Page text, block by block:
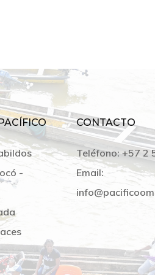
-
CONTACTO
Teléfono: +57 2
Email: